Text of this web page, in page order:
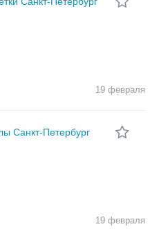
19 февраля
19 февраля